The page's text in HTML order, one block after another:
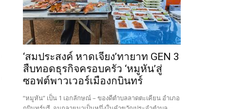
‘สมประสงค์ หาดเจียง’ทายาท GEN 3
สืบทอดธุรกิจครอบครัว ‘หมูหัน’สู่
ซอฟต์พาวเวอร์เมืองกบินทร์
“หมูหัน” เป็น 1 เอกลักษณ์ – ของดีตำบลลาดตะเคียน อำเภอ